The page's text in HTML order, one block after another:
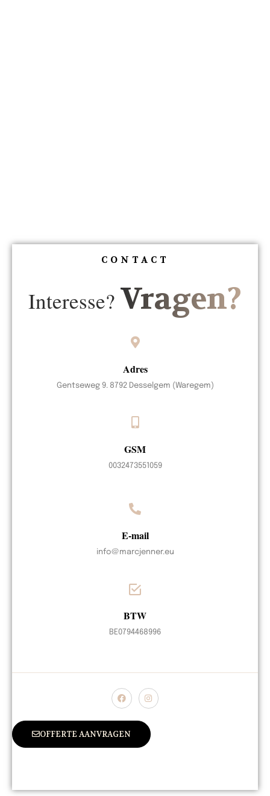
CONTACT
Interesse? Vragen?
Adres
Gentseweg 9. 8792 Desselgem (Waregem)
GSM
0032473551059
E-mail
info@marcjenner.eu
BTW
BE0794468996
OFFERTE AANVRAGEN